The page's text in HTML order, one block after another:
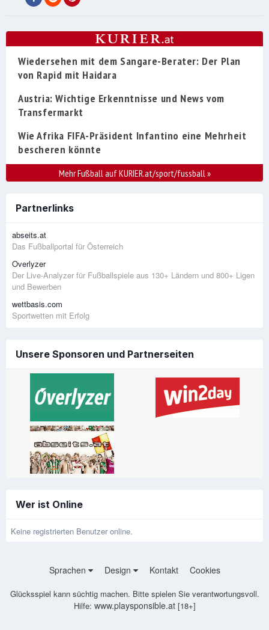
Wiedersehen mit dem Sangare-Berater: Der Plan
von Rapid mit Haidara
Austria: Wichtige Erkenntnisse und News vom
Transfermarkt
Wie Afrika FIFA-Präsident Infantino eine Mehrheit
bescheren könnte
Mehr Fußball auf KURIER.at/sport/fussball»
Partnerlinks
abseits.at
Das Fußballportal für Österreich
Overlyzer
Der Live-Analyzer für Fußballspiele aus 130+ Ländern und 800+ Ligen
und Bewerben
wettbasis.com
Sportwetten mit Erfolg
Unsere Sponsoren und Partnerseiten
Wer ist Online
Keine registrierten Benutzer online.
Sprachen Design Kontakt Cookies
Glücksspiel kann süchtig machen. Bitte spielen Sie verantwortungsvoll.
Hilfe: www.playsponsible.at[18+]